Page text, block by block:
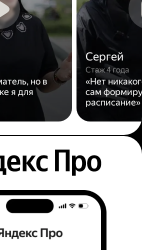
но в
я для
Сергей
Стаж 4 года
«Нет
сам
расписание»